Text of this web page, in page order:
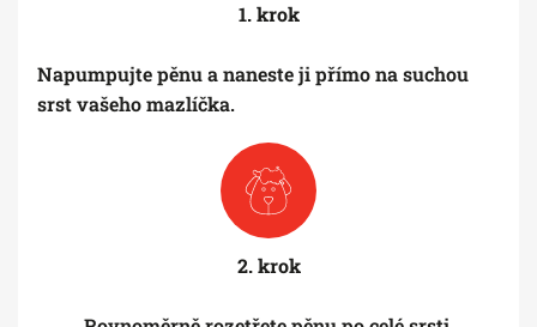
1. krok
Napumpujte pěnu a naneste ji přímo na suchou
srst vašeho mazlíčka.
2. krok